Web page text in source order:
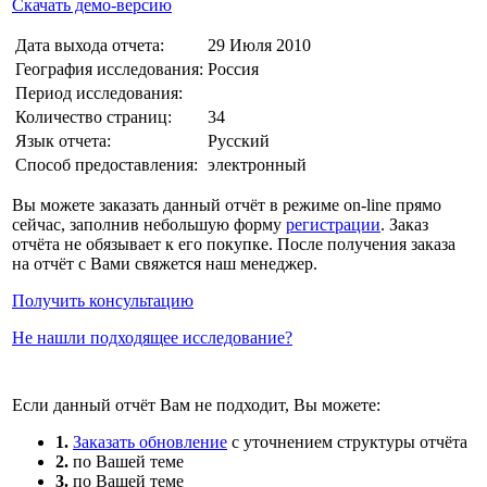
Скачать демо-версию
Дата выхода отчета:
29 Июля 2010
География исследования: Россия
Период исследования:
Количество страниц:
34
Язык отчета:
Русский
Способ предоставления: электронный
Вы можете заказать данный отчёт в режиме on-line прямо
сейчас, заполнив небольшую форму регистрации. Заказ
отчёта не обязывает к его покупке. После получения заказа
на отчёт с Вами свяжется наш менеджер.
Получить консультацию
Не нашли подходящее исследование?
Если данный отчёт Вам не подходит, Вы можете:
1. Заказать обновление с уточнением структуры отчёта
2. по Вашей теме
3. по Вашей теме